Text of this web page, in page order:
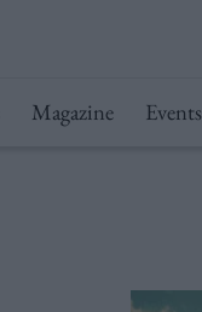
Magazine Events